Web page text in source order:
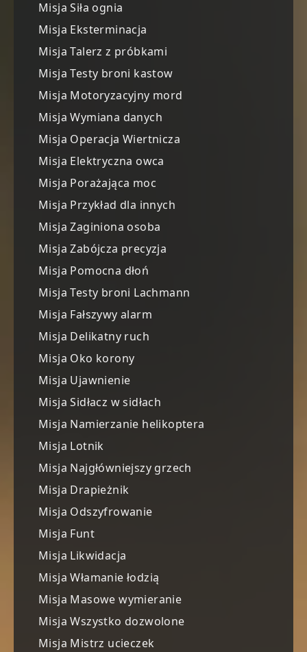
Misja Siła ognia
Misja Eksterminacja
Misja Talerz z próbkami
Misja Testy broni kastow
Misja Motoryzacyjny mord
Misja Wymiana danych
Misja Operacja Wiertnicza
Misja Elektryczna owca
Misja Porażająca moc
Misja Przykład dla innych
Misja Zaginiona osoba
Misja Zabójcza precyzja
Misja Pomocna dłoń
Misja Testy broni Lachmann
Misja Fałszywy alarm
Misja Delikatny ruch
Misja Oko korony
Misja Ujawnienie
Misja Sidłacz w sidłach
Misja Namierzanie helikoptera
Misja Lotnik
Misja Najgłówniejszy grzech
Misja Drapieżnik
Misja Odszyfrowanie
Misja Funt
Misja Likwidacja
Misja Włamanie łodzią
Misja Masowe wymieranie
Misja Wszystko dozwolone
Misja Mistrz ucieczek